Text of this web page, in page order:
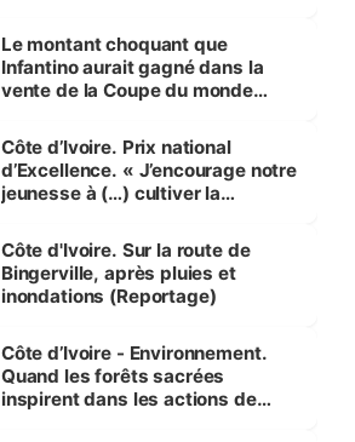
Le montant choquant que
Infantino aurait gagné dans la
vente de la Coupe du monde
Côte d’Ivoire. Prix national
d’Excellence. « J’encourage notre
jeunesse à (…) cultiver la
(Alassane Ouattara
Côte d'Ivoire. Sur la route de
Bingerville, après pluies et
inondations (Reportage)
Côte d’Ivoire - Environnement.
Quand les forêts sacrées
inspirent dans les actions de